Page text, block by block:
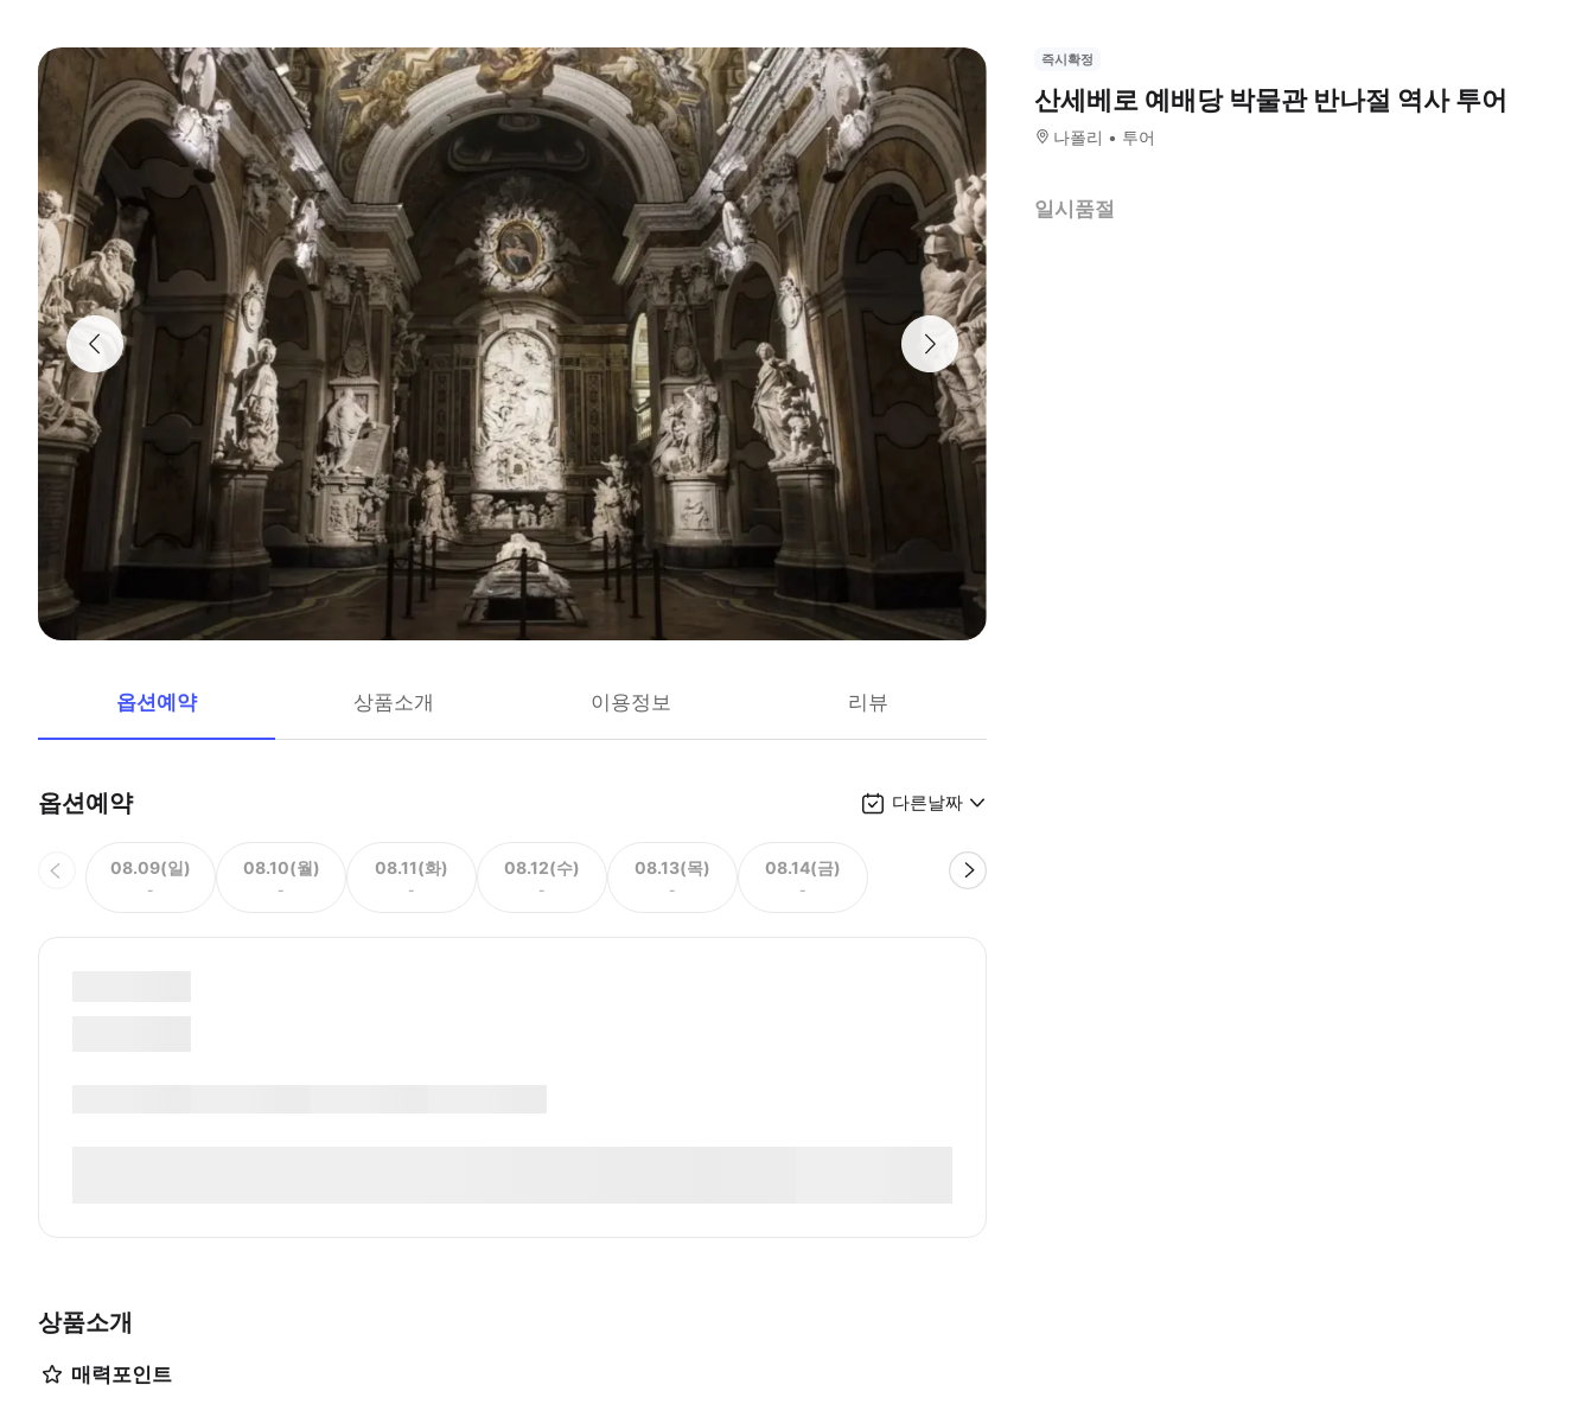
옵션예약 상품소개 이용정보 리뷰
옵션예약 다른날짜
08.09(일)
-
08.10(월)
-
08.11(화)
-
08.12(수)
-
08.13(목)
-
08.14(금)
-
상품소개
매력포인트
즉시확정
산세베로 예배당 박물관 반나절 역사 투어
나폴리 투어
일시품절